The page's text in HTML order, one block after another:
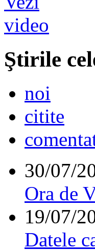
Ştirile
noi
citite
30/07/
Ora de
19/07/
Datele